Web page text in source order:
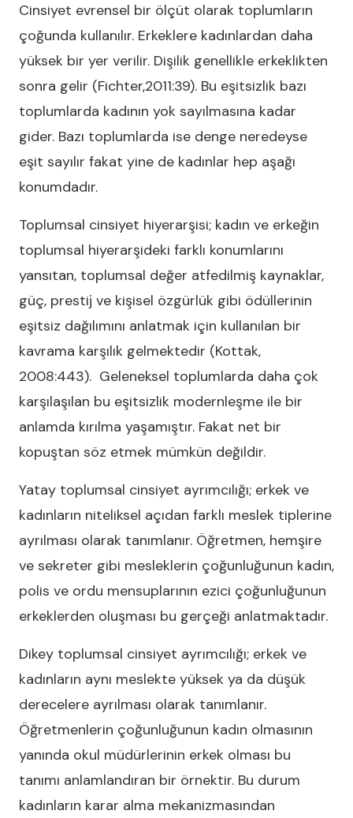
Cinsiyet evrensel bir ölçüt olarak toplumların
çoğunda kullanılır. Erkeklere kadınlardan daha
yüksek bir yer verilir. Dişilik genellikle erkeklikten
sonra gelir (Fichter,2011:39). Bu eşitsizlik bazı
toplumlarda kadının yok sayılmasına kadar
gider. Bazı toplumlarda ise denge neredeyse
eşit sayılır fakat yine de kadınlar hep aşağı
konumdadır.
Toplumsal cinsiyet hiyerarşisi; kadın ve erkeğin
toplumsal hiyerarşideki farklı konumlarını
yansıtan, toplumsal değer atfedilmiş kaynaklar,
güç, prestij ve kişisel özgürlük gibi ödüllerinin
eşitsiz dağılımını anlatmak için kullanılan bir
kavrama karşılık gelmektedir (Kottak,
2008:443). Geleneksel toplumlarda daha çok
karşılaşılan bu eşitsizlik modernleşme ile bir
anlamda kırılma yaşamıştır. Fakat net bir
kopuştan söz etmek mümkün değildir.
Yatay toplumsal cinsiyet ayrımcılığı; erkek ve
kadınların niteliksel açıdan farklı meslek tiplerine
ayrılması olarak tanımlanır. Öğretmen, hemşire
ve sekreter gibi mesleklerin çoğunluğunun kadın,
polis ve ordu mensuplarının ezici çoğunluğunun
erkeklerden oluşması bu gerçeği anlatmaktadır.
Dikey toplumsal cinsiyet ayrımcılığı; erkek ve
kadınların aynı meslekte yüksek ya da düşük
derecelere ayrılması olarak tanımlanır.
Öğretmenlerin çoğunluğunun kadın olmasının
yanında okul müdürlerinin erkek olması bu
tanımı anlamlandıran bir örnektir. Bu durum
kadınların karar alma mekanizmasından